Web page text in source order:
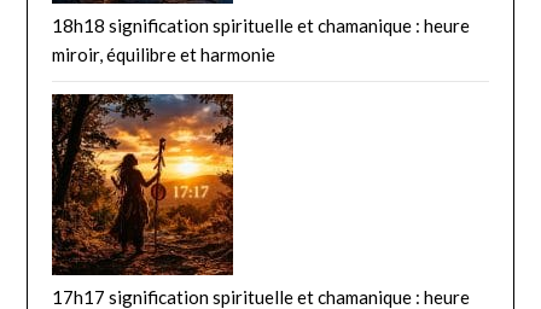
18h18 signification spirituelle et chamanique : heure
miroir, équilibre et harmonie
17h17 signification spirituelle et chamanique : heure